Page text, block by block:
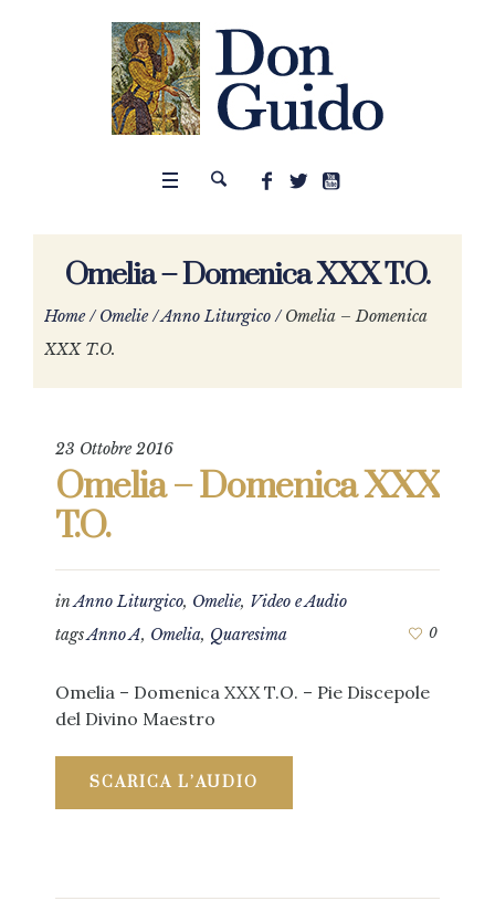
Omelia – Domenica XXX T.O.
Home /Omelie /Anno Liturgico /Omelia – Domenica
XXX T.O.
23 Ottobre 2016
Omelia – Domenica XXX
T.O.
inAnno Liturgico, Omelie, Video e Audio
tagsAnno A, Omelia, Quaresima 0
Omelia – Domenica XXX T.O. – Pie Discepole
del Divino Maestro
SCARICA L’AUDIO